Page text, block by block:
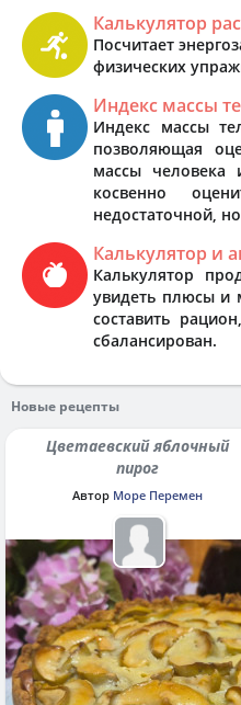
Калькулятор
Посчитает
физических
Индекс массы
Индекс массы
позволяющая
массы
косвенно
недостаточной,
Калькулятор и
Калькулятор
увидеть плюсы и
составить
сбалансирован.
Новые рецепты
Цветаевский яблочный
пирог
Автор Море Перемен